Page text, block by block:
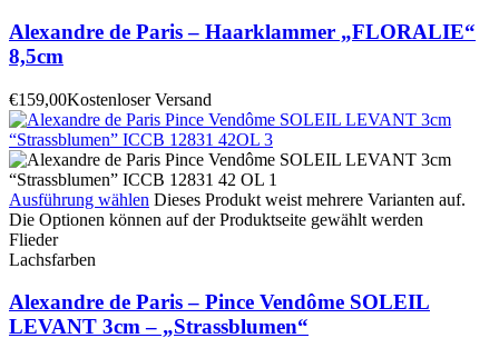
Alexandre de Paris – Haarklammer „FLORALIE“
8,5cm
€159,00Kostenloser Versand
Ausführung wählen Dieses Produkt weist mehrere Varianten auf.
Die Optionen können auf der Produktseite gewählt werden
Flieder
Lachsfarben
Alexandre de Paris – Pince Vendôme SOLEIL
LEVANT 3cm – „Strassblumen“